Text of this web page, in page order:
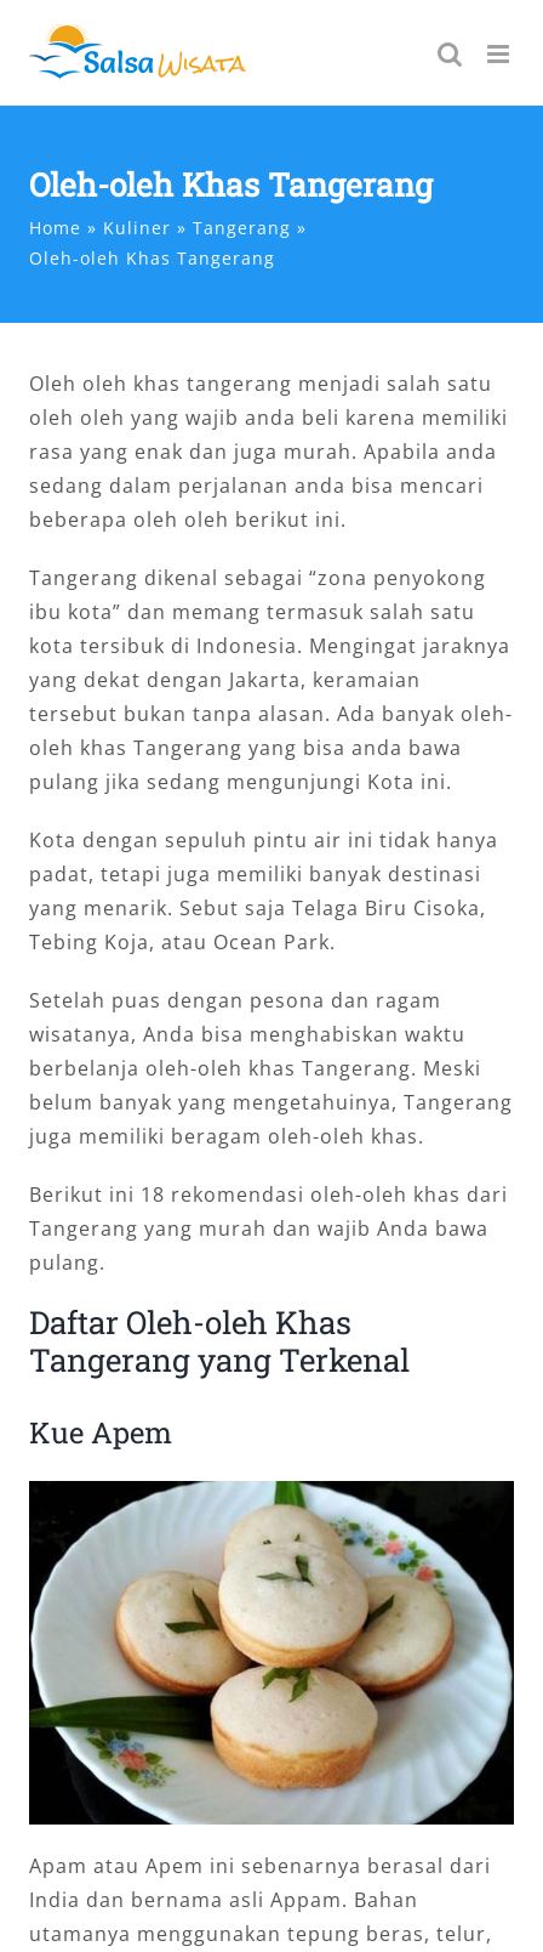
content
Oleh-oleh Khas Tangerang
Home Kuliner
Tangerang
Oleh-oleh Khas Tangerang
Oleh oleh khas tangerang menjadi salah satu
oleh oleh yang wajib anda beli karena memiliki
rasa yang enak dan juga murah. Apabila anda
sedang dalam perjalanan anda bisa mencari
beberapa oleh oleh berikut ini.
Tangerang dikenal sebagai “zona penyokong
ibu kota” dan memang termasuk salah satu
kota tersibuk di Indonesia. Mengingat jaraknya
yang dekat dengan Jakarta, keramaian
tersebut bukan tanpa alasan. Ada banyak oleh-
oleh khas Tangerang yang bisa anda bawa
pulang jika sedang mengunjungi Kota ini.
Kota dengan sepuluh pintu air ini tidak hanya
padat, tetapi juga memiliki banyak destinasi
yang menarik. Sebut saja Telaga Biru Cisoka,
Tebing Koja, atau Ocean Park.
Setelah puas dengan pesona dan ragam
wisatanya, Anda bisa menghabiskan waktu
berbelanja oleh-oleh khas Tangerang. Meski
belum banyak yang mengetahuinya, Tangerang
juga memiliki beragam oleh-oleh khas.
Berikut ini 18 rekomendasi oleh-oleh khas dari
Tangerang yang murah dan wajib Anda bawa
pulang.
Daftar Oleh-oleh Khas
Tangerang yang Terkenal
Kue Apem
Apam atau Apem ini sebenarnya berasal dari
India dan bernama asli Appam. Bahan
utamanya menggunakan tepung beras, telur,